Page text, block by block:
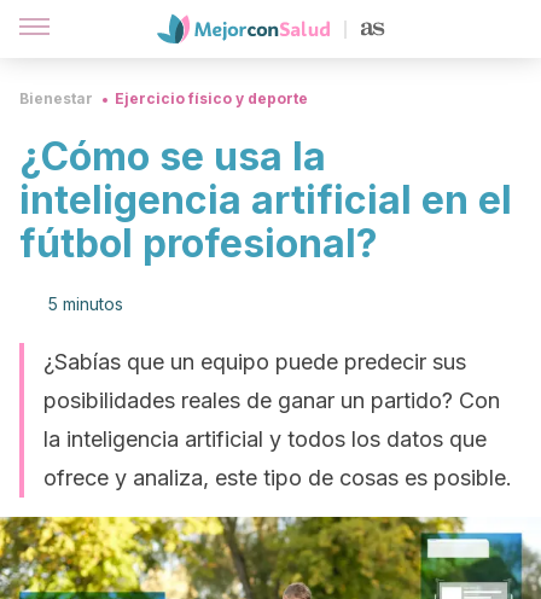
Bienestar Ejercicio físico y deporte
¿Cómo se usa la
inteligencia artificial en el
fútbol profesional?
5 minutos
¿Sabías que un equipo puede predecir sus
posibilidades reales de ganar un partido? Con
la inteligencia artificial y todos los datos que
ofrece y analiza, este tipo de cosas es posible.